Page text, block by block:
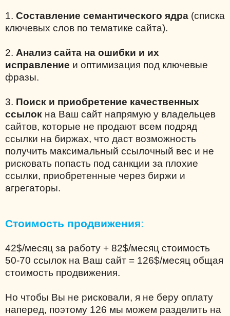
1. Составление семантического ядра (списка
ключевых слов по тематике сайта).
2. Анализ сайта на ошибки и их
исправление и оптимизация под ключевые
фразы.
3. Поиск и приобретение качественных
ссылок на Ваш сайт напрямую у владельцев
сайтов, которые не продают всем подряд
ссылки на биржах, что даст возможность
получить максимальный ссылочный вес и не
рисковать попасть под санкции за плохие
ссылки, приобретенные через биржи и
агрегаторы.
Стоимость продвижения:
42$/месяц за работу + 82$/месяц стоимость
50-70 ссылок на Ваш сайт = 126$/месяц общая
стоимость продвижения.
Но чтобы Вы не рисковали, я не беру оплату
наперед, поэтому 126 мы можем разделить на